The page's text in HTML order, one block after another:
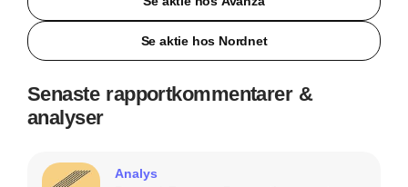
Se aktie hos Nordnet
Senaste rapportkommentarer &
analyser
Analys